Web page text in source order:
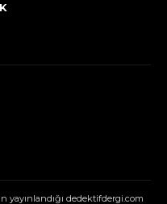
yayınlandığı dedektifdergi.com